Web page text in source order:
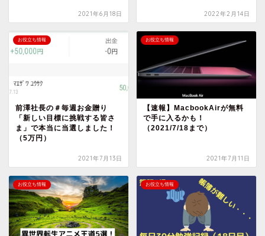
2021年6月18日 2022年2月14日
お役立ち情報
前澤社長の＃毎週お金贈り
「新しい目標に挑戦する皆さ
ま」で本当に当選しました！
（5万円）
2021年7月13日
お役立ち情報
【速報】MacbookAirが無料
で手に入るかも！
（2021/7/18まで）
2021年7月11日
お役立ち情報 お役立ち情報